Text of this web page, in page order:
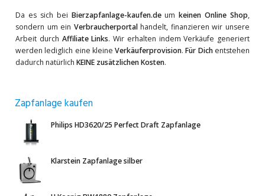
Da es sich bei Bierzapfanlage-kaufen.deumkeinen Online Shop,
sondern um ein Verbraucherportalhandelt, finanzieren wir unsere
Arbeit durch Affiliate Links. Wir erhalten indem Verkäufe generiert
werden lediglich eine kleineVerkäuferprovision.Für Dichentstehen
dadurch natürlich KEINE zusätzlichen Kosten.
Zapfanlage kaufen
Philips HD3620/25 Perfect Draft Zapfanlage
Klarstein Zapfanlage silber